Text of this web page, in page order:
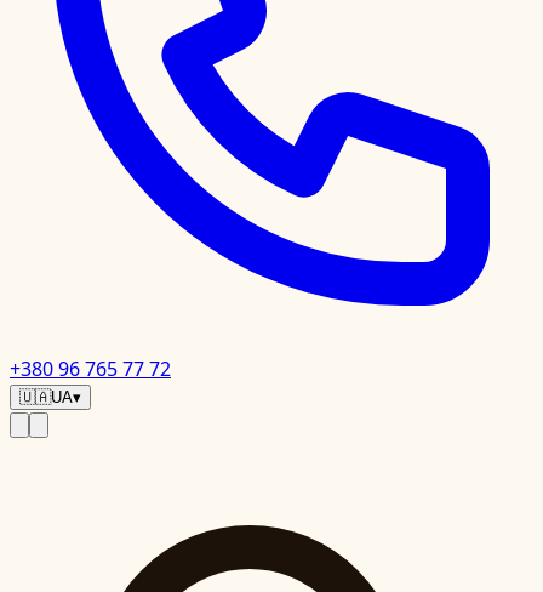
+380 96 765 77 72
🇺🇦UA▾